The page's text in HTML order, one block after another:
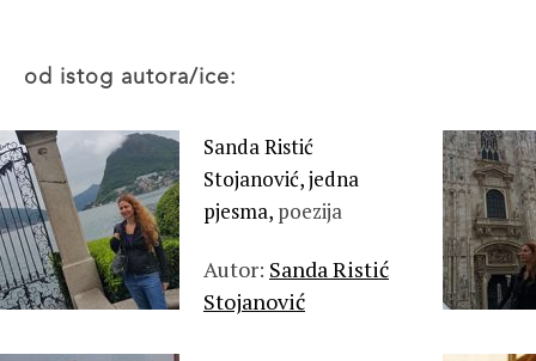
od istog autora/ice:
Sanda Ristić
Stojanović, jedna
pjesma, poezija
Autor: Sanda Ristić
Stojanović